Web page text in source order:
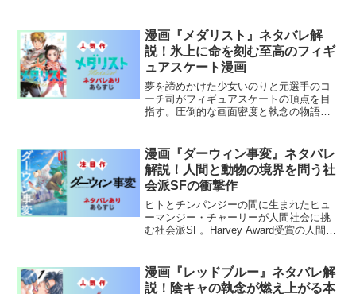
漫画『メダリスト』ネタバレ解
説！氷上に命を刻む至高のフィギ
ュアスケート漫画
夢を諦めかけた少女いのりと元選手のコ
ーチ司がフィギュアスケートの頂点を目
指す。圧倒的な画面密度と執念の物語が
漫画『ダーウィン事変』ネタバレ
解説！人間と動物の境界を問う社
会派SFの衝撃作
ヒトとチンパンジーの間に生まれたヒュ
ーマンジー・チャーリーが人間社会に挑
む社会派SF。Harvey Award受賞の人間と
漫画『レッドブルー』ネタバレ解
説！陰キャの執念が燃え上がる本